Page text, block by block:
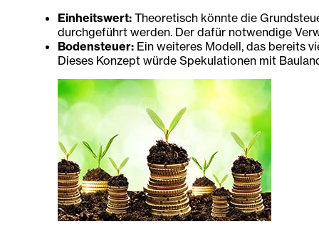
Einheitswert:Theoretisch könnte die
durchgeführt werden. Der dafür notwendige
Bodensteuer:Ein weiteres Modell, das bereits
Dieses Konzept würde Spekulationen mit